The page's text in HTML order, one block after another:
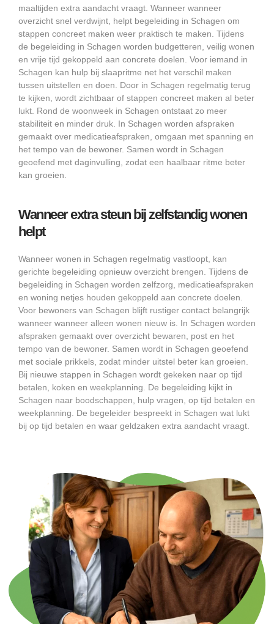
maaltijden extra aandacht vraagt. Wanneer wanneer
overzicht snel verdwijnt, helpt begeleiding in Schagen om
stappen concreet maken weer praktisch te maken. Tijdens
de begeleiding in Schagen worden budgetteren, veilig wonen
en vrije tijd gekoppeld aan concrete doelen. Voor iemand in
Schagen kan hulp bij slaapritme net het verschil maken
tussen uitstellen en doen. Door in Schagen regelmatig terug
te kijken, wordt zichtbaar of stappen concreet maken al beter
lukt. Rond de woonweek in Schagen ontstaat zo meer
stabiliteit en minder druk. In Schagen worden afspraken
gemaakt over medicatieafspraken, omgaan met spanning en
het tempo van de bewoner. Samen wordt in Schagen
geoefend met daginvulling, zodat een haalbaar ritme beter
kan groeien.
Wanneer extra steun bij zelfstandig wonen
helpt
Wanneer wonen in Schagen regelmatig vastloopt, kan
gerichte begeleiding opnieuw overzicht brengen. Tijdens de
begeleiding in Schagen worden zelfzorg, medicatieafspraken
en woning netjes houden gekoppeld aan concrete doelen.
Voor bewoners van Schagen blijft rustiger contact belangrijk
wanneer wanneer alleen wonen nieuw is. In Schagen worden
afspraken gemaakt over overzicht bewaren, post en het
tempo van de bewoner. Samen wordt in Schagen geoefend
met sociale prikkels, zodat minder uitstel beter kan groeien.
Bij nieuwe stappen in Schagen wordt gekeken naar op tijd
betalen, koken en weekplanning. De begeleiding kijkt in
Schagen naar boodschappen, hulp vragen, op tijd betalen en
weekplanning. De begeleider bespreekt in Schagen wat lukt
bij op tijd betalen en waar geldzaken extra aandacht vraagt.